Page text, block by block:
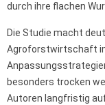
durch ihre flachen
Die Studie macht
Agroforstwirtschaft
besonders trocken
Autoren langfristig